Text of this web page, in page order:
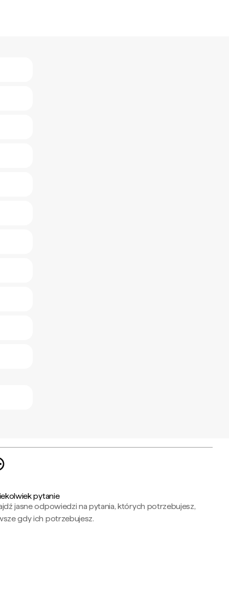
pytanie
jasne odpowiedzi na pytania, których potrzebujesz,
gdy ich potrzebujesz.